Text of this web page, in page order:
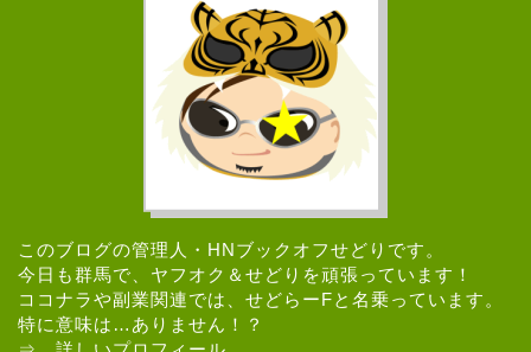
このブログの管理人・HNブックオフせどりです。
今日も群馬で、ヤフオク＆せどりを頑張っています！
ココナラや副業関連では、せどらーFと名乗っています。
特に意味は…ありません！？